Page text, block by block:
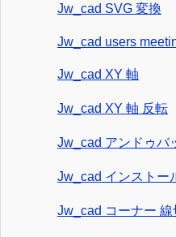
Jw_cad SVG 変換
Jw_cad users
Jw_cad XY 軸
Jw_cad XY 軸 反転
Jw_cad アンドゥバ
Jw_cad インストー
Jw_cad コーナー 線